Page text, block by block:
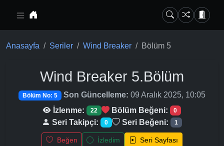
Anasayfa Seriler Wind Breaker Bölüm 5
Wind Breaker 5.Bölüm
Bölüm No: 5 Son Güncelleme: 09 Aralık 2025, 10:05
İzlenme:
22 Bölüm Beğeni: 0
Seri Takipçi: 0 Seri Beğeni: 1
Beğen İzledim Seri Sayfası